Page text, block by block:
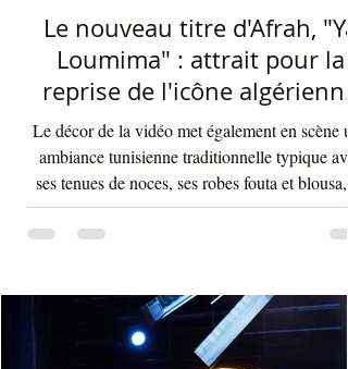
Le nouveau titre d'Afrah, "Ya
Loumima" : attrait pour la
reprise de l'icône algérienne
Rabah Driassa
Le décor de la vidéo met également en scène
ambiance tunisienne traditionnelle typique
de beauté, ainsi que la foule attirée et entraînée
cette célébration, comprenant notamment les
youyous, les larmes de bonheur et les
Mohamed Ali Elhaou
2 days ago
2 min read